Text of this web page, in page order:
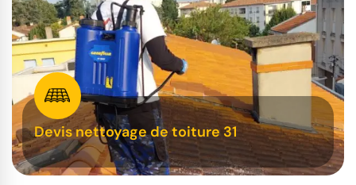
Devis nettoyage de toiture 31